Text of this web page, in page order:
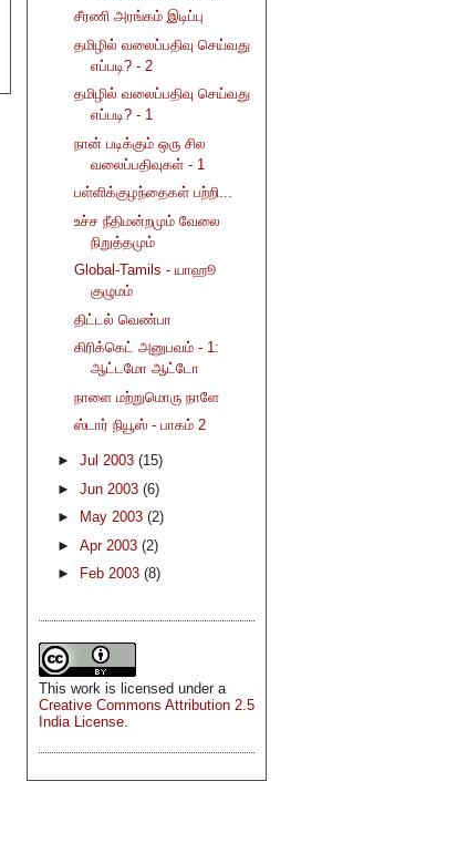
சீரணி அரங்கம் இடிப்பு
தமிழில் வலைப்பதிவு செய்வது
எப்படி? - 2
தமிழில் வலைப்பதிவு செய்வது
எப்படி? - 1
நான் படிக்கும் ஒரு சில
வலைப்பதிவுகள் - 1
பள்ளிக்குழந்தைகள் பற்றி...
உச்ச நீதிமன்றமும் வேலை
நிறுத்தமும்
Global-Tamils - யாஹூ
குழுமம்
திட்டல் வெண்பா
கிரிக்கெட் அனுபவம் - 1:
ஆட்டமோ ஆட்டோ
நாளை மற்றுமொரு நாளே
ஸ்டார் நியூஸ் - பாகம் 2
► Jul 2003 (15)
► Jun 2003 (6)
►
May 2003 (2)
► Apr 2003 (2)
►
Feb 2003 (8)
This work is licensed under a
Creative Commons Attribution 2.5
India License.